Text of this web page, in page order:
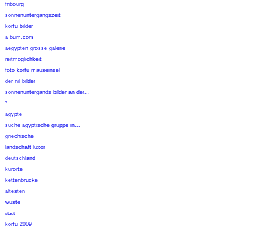
fribourg
sonnenuntergangszeit
korfu bilder
a bum.com
aegypten grosse galerie
reitmöglichkeit
foto korfu mäuseinsel
der nil bilder
sonnenuntergands bilder an der...
*
ägypte
suche ägyptische gruppe in...
griechische
landschaft luxor
deutschland
kurorte
kettenbrücke
ältesten
wüste
stadt
korfu 2009